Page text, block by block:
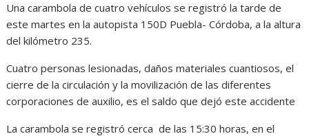
Una carambola de cuatro vehículos se registró la tarde de
este martes en la autopista 150D Puebla- Córdoba, a la altura
del kilómetro 235.
Cuatro personas lesionadas, daños materiales cuantiosos, el
cierre de la circulación y la movilización de las diferentes
corporaciones de auxilio, es el saldo que dejó este accidente
La carambola se registró cerca de las 15:30 horas, en el